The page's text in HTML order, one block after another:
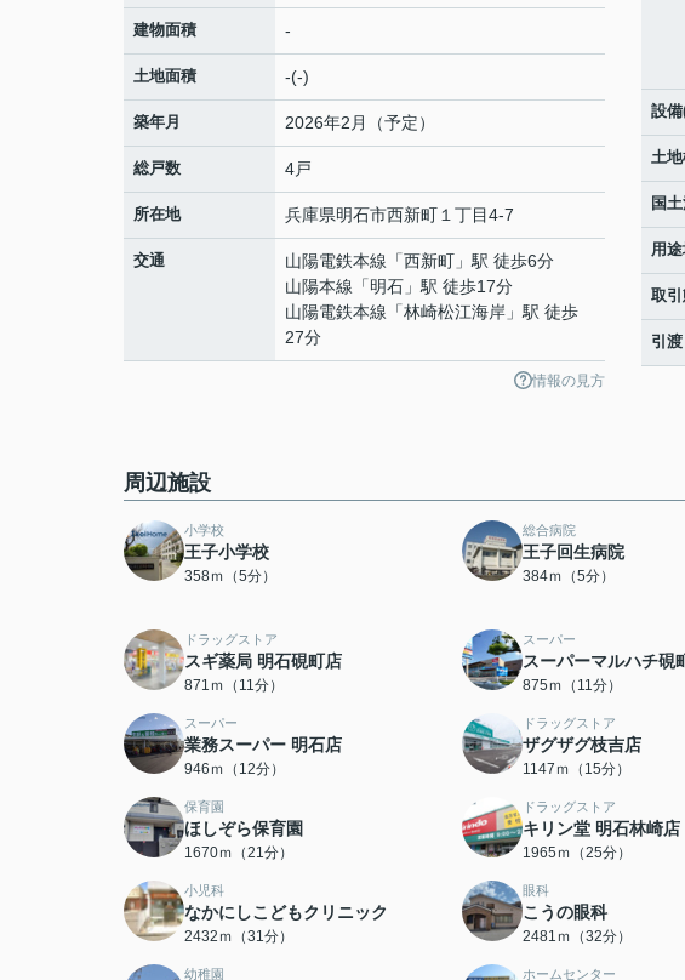
建物面積 -
土地面積 -(-)
築年月 2026年2月（予定）
総戸数 4戸
所在地 兵庫県明石市西新町 １丁目4-7
交通 山陽電鉄本線 「西新町 」駅 徒歩6分
山陽本線 「明石 」駅 徒歩17分
山陽電鉄本線 「林崎松江海岸 」駅 徒歩
27分
情報の見方
設
土地
国
用
取
引渡
周辺施設
小学校
王子小学校
358ｍ（5分）
総合病院
王子回生病院
384ｍ（5分）
ドラッグストア
スギ薬局 明石硯町店
871ｍ（11分）
スーパー
スーパーマルハチ硯
875ｍ（11分）
スーパー
業務スーパー 明石店
946ｍ（12分）
ドラッグストア
ザグザグ枝吉店
1147ｍ（15分）
保育園
ほしぞら保育園
1670ｍ（21分）
ドラッグストア
キリン堂 明石林崎店
1965ｍ（25分）
小児科
なかにしこどもクリニック
2432ｍ（31分）
眼科
こうの眼科
2481ｍ（32分）
幼稚園 ホームセンター